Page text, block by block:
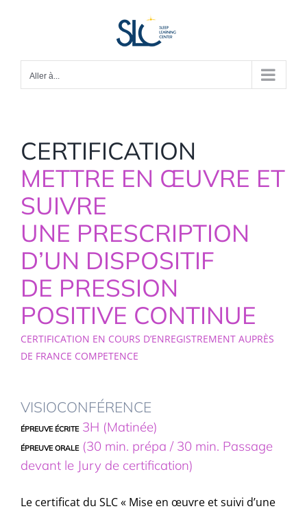
Aller à...
CERTIFICATION
METTRE EN ŒUVRE ET
SUIVRE
UNE PRESCRIPTION
D’UN DISPOSITIF
DE PRESSION
POSITIVE CONTINUE
CERTIFICATION EN COURS D’ENREGISTREMENT AUPRÈS
DE FRANCE COMPETENCE
VISIOCONFÉRENCE
ÉPREUVE ÉCRITE3H (Matinée)
ÉPREUVE ORALE(30 min. prépa / 30 min. Passage
devant le Jury de certification)
Le certificat du SLC « Mise en œuvre et suivi d’une